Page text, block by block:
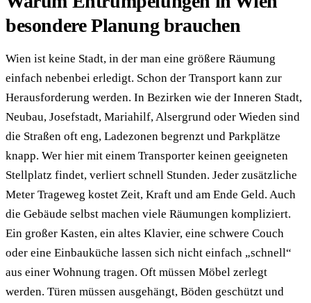
besondere Planung brauchen
Wien ist keine Stadt, in der man eine größere Räumung
einfach nebenbei erledigt. Schon der Transport kann zur
Herausforderung werden. In Bezirken wie der Inneren Stadt,
Neubau, Josefstadt, Mariahilf, Alsergrund oder Wieden sind
die Straßen oft eng, Ladezonen begrenzt und Parkplätze
knapp. Wer hier mit einem Transporter keinen geeigneten
Stellplatz findet, verliert schnell Stunden. Jeder zusätzliche
Meter Trageweg kostet Zeit, Kraft und am Ende Geld. Auch
die Gebäude selbst machen viele Räumungen kompliziert.
Ein großer Kasten, ein altes Klavier, eine schwere Couch
oder eine Einbauküche lassen sich nicht einfach „schnell“
aus einer Wohnung tragen. Oft müssen Möbel zerlegt
werden. Türen müssen ausgehängt, Böden geschützt und